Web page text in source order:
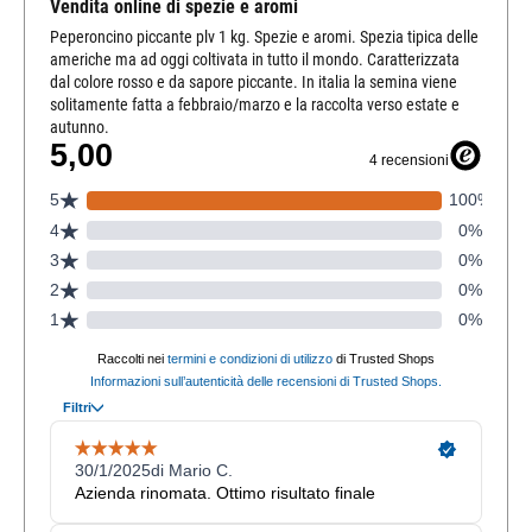
Vendita online di spezie e aromi
Peperoncino piccante plv 1 kg. Spezie e aromi. Spezia tipica delle
americhe ma ad oggi coltivata in tutto il mondo. Caratterizzata
dal colore rosso e da sapore piccante. In italia la semina viene
solitamente fatta a febbraio/marzo e la raccolta verso estate e
autunno.